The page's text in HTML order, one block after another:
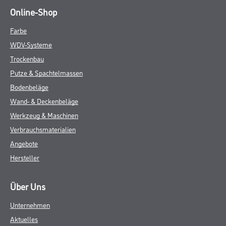
Online-Shop
Farbe
WDV-Systeme
Trockenbau
Putze & Spachtelmassen
Bodenbeläge
Wand- & Deckenbeläge
Werkzeug & Maschinen
Verbrauchsmaterialien
Angebote
Hersteller
Über Uns
Unternehmen
Aktuelles